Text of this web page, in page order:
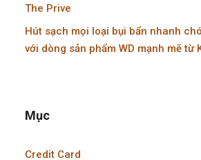
The Prive
Hút sạch mọi loại bụi bẩn nhanh
với dòng sản phẩm WD mạnh mẽ từ
Mục
Credit Card